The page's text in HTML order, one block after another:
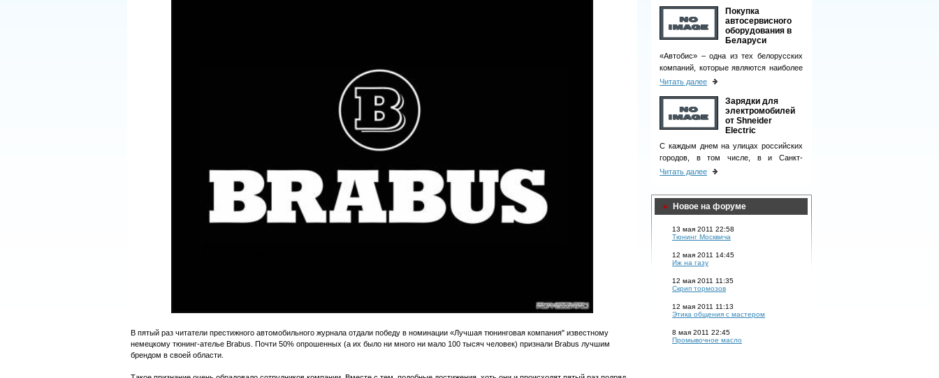
В пятый раз читатели престижного автомобильного журнала отдали победу в номинации «Лучшая тюнинговая компания" известному
немецкому тюнинг-ателье Brabus. Почти 50% опрошенных (а их было ни много ни мало 100 тысяч человек) признали Brabus лучшим
брендом в своей области.
Покупка
автосервисного
оборудования в
Беларуси
«Автобис» – одна из тех белорусских
компаний, которые являются наиболее
ответственными деловыми партнерами
доверия у клиентов.
Читать далее
Зарядки для
электромобилей
от Shneider
Electric
С каждым днем на улицах российских
городов, в том числе, в и Санкт-
Петербурге, появляется все больше
Читать далее
Новое на форуме
13 мая 2011 22:58
Тюнинг Москвича
12 мая 2011 14:45
Иж на газу
12 мая 2011 11:35
Скрип тормозов
12 мая 2011 11:13
Этика общения с мастером
8 мая 2011 22:45
Промывочное масло